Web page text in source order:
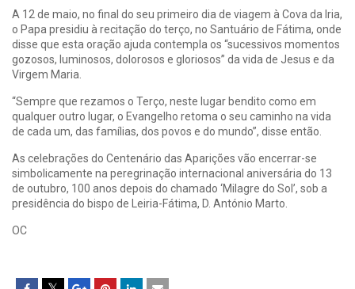
A 12 de maio, no final do seu primeiro dia de viagem à Cova da Iria,
o Papa presidiu à recitação do terço, no Santuário de Fátima, onde
disse que esta oração ajuda contempla os “sucessivos momentos
gozosos, luminosos, dolorosos e gloriosos” da vida de Jesus e da
Virgem Maria.
“Sempre que rezamos o Terço, neste lugar bendito como em
qualquer outro lugar, o Evangelho retoma o seu caminho na vida
de cada um, das famílias, dos povos e do mundo”, disse então.
As celebrações do Centenário das Aparições vão encerrar-se
simbolicamente na peregrinação internacional aniversária do 13
de outubro, 100 anos depois do chamado ‘Milagre do Sol’, sob a
presidência do bispo de Leiria-Fátima, D. António Marto.
OC